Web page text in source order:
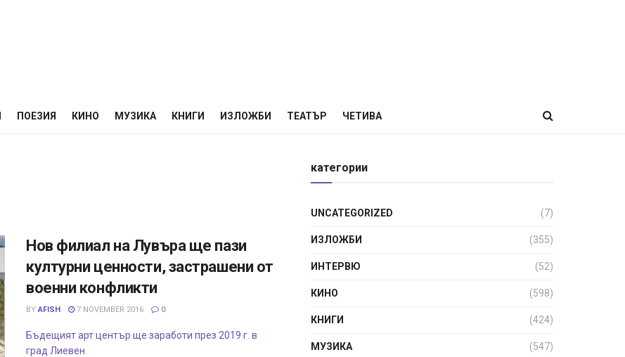
ПОЕЗИЯ КИНО МУЗИКА КНИГИ ИЗЛОЖБИ ТЕАТЪР ЧЕТИВА
Нов филиал на Лувъра ще пази
културни ценности, застрашени от
военни конфликти
BY AFISH 7 NOVEMBER 2016 0
Бъдещият арт център ще заработи през 2019 г. в
град Лиевен
категории
UNCATEGORIZED (7)
ИЗЛОЖБИ (355)
ИНТЕРВЮ (52)
КИНО (598)
КНИГИ (424)
МУЗИКА (547)